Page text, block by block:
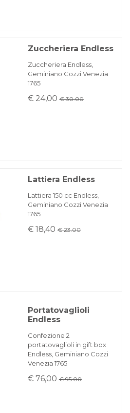
Zuccheriera Endless
Zuccheriera Endless,
Geminiano Cozzi Venezia
1765
€ 24,00 € 30.00
Lattiera Endless
Lattiera 150 cc Endless,
Geminiano Cozzi Venezia
1765
€ 18,40 € 23.00
Portatovaglioli
Endless
Confezione 2
portatovaglioli in gift box
Endless, Geminiano Cozzi
Venezia 1765
€ 76,00 € 95.00